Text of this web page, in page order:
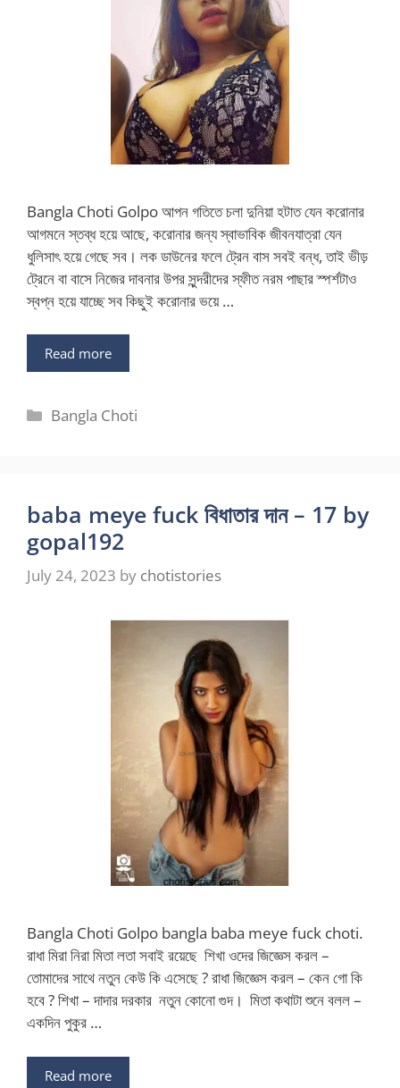
Bangla Choti Golpo আপন গতিতে চলা দুনিয়া হটাত যেন করোনার
আগমনে স্তব্ধ হয়ে আছে, করোনার জন্য স্বাভাবিক জীবনযাত্রা যেন
ধুলিসাৎ হয়ে গেছে সব। লক ডাউনের ফলে ট্রেন বাস সবই বন্ধ, তাই ভীড়
ট্রেনে বা বাসে নিজের দাবনার উপর সুন্দরীদের স্ফীত নরম পাছার স্পর্শটাও
স্বপ্ন হয়ে যাচ্ছে সব কিছুই করোনার ভয়ে …
Read more
Categories
Bangla Choti
baba meye fuck বিধাতার দান – 17 by
gopal192
July 24, 2023 by chotistories
Bangla Choti Golpo bangla baba meye fuck choti.
রাধা মিরা নিরা মিতা লতা সবাই রয়েছে শিখা ওদের জিজ্ঞেস করল –
তোমাদের সাথে নতুন কেউ কি এসেছে ? রাধা জিজ্ঞেস করল – কেন গো কি
হবে ? শিখা – দাদার দরকার নতুন কোনো গুদ। মিতা কথাটা শুনে বলল –
একদিন পুকুর …
Read more